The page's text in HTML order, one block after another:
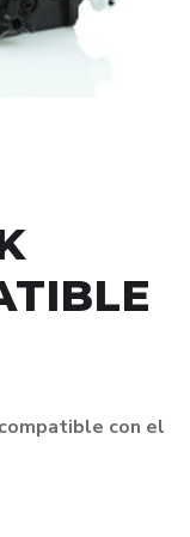
compatible con el